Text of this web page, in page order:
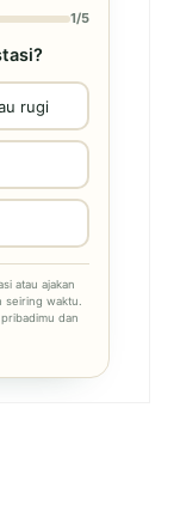
1/5
rugi
atau ajakan
seiring waktu.
dan